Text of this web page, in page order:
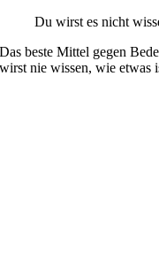
Du wirst es nicht
Das beste Mittel gegen
wirst nie wissen, wie etwas